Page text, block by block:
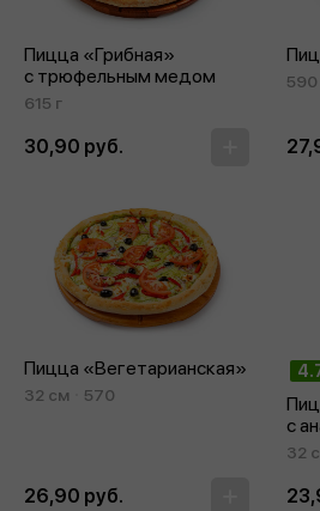
Пицца «Грибная»
с трюфельным медом
615 г
30,90 руб.
590
Пицца «Вегетарианская»
32 см 570
26,90 руб.
с
32